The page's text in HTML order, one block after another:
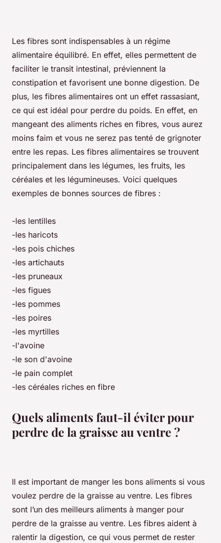
Les fibres sont indispensables à un régime
alimentaire équilibré. En effet, elles permettent de
faciliter le transit intestinal, préviennent la
constipation et favorisent une bonne digestion. De
plus, les fibres alimentaires ont un effet rassasiant,
ce qui est idéal pour perdre du poids. En effet, en
mangeant des aliments riches en fibres, vous aurez
moins faim et vous ne serez pas tenté de grignoter
entre les repas. Les fibres alimentaires se trouvent
principalement dans les légumes, les fruits, les
céréales et les légumineuses. Voici quelques
exemples de bonnes sources de fibres :
-les lentilles
-les haricots
-les pois chiches
-les artichauts
-les pruneaux
-les figues
-les pommes
-les poires
-les myrtilles
-l'avoine
-le son d'avoine
-le pain complet
-les céréales riches en fibre
Quels aliments faut-il éviter pour
perdre de la graisse au ventre ?
Il est important de manger les bons aliments si vous
voulez perdre de la graisse au ventre. Les fibres
sont l’un des meilleurs aliments à manger pour
perdre de la graisse au ventre. Les fibres aident à
ralentir la digestion, ce qui vous permet de rester